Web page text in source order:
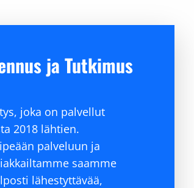
ja Tutkimus
joka on palvellut
2018 lähtien.
palveluun ja
saamme
lähestyttävää,